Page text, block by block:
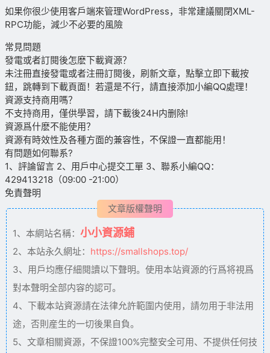
如果你很少使用客戶端來管理WordPress，非常建議關閉XML-
RPC功能，減少不必要的風險
常見問題
發電或者訂閱後怎麽下載資源？
未注冊直接發電或者注冊訂閱後，刷新文章，點擊立即下載按
鈕，跳轉到下載頁面！若還是不行，請直接添加小編QQ處理！
資源支持商用嗎？
不支持商用，僅供學習，請下載後24H内删除!
資源爲什麽不能使用？
資源有時效性及各種方面的兼容性，不保證一直都能用！
有問題如何聯系?
1、評論留言 2、用戶中心提交工單 3、聯系小編QQ：
429413218（09:00 -21:00）
免責聲明
文章版權聲明
1、本網站名稱： 小小資源鋪
2、本站永久網址： https://smallshops.top/
3、用戶均應仔細閱讀以下聲明。使用本站資源的行爲将視爲
對本聲明全部内容的認可。
4、下載本站資源請在法律允許範圍内使用，請勿用于非法用
途，否則産生的一切後果自負。
5、文章相關資源，不保證100%完整安全可用、不提供任何技